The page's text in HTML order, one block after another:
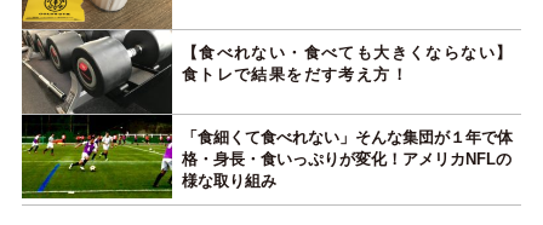
【食べれない・食べても大きくならない】
食トレで結果をだす考え方！
「食細くて食べれない」そんな集団が１年で体
格・身長・食いっぷりが変化！アメリカNFLの
様な取り組み